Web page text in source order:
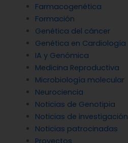
Farmacogenética
Formación
Genética del cáncer
Genética en Cardiología
IA y Genómica
Medicina Reproductiva
Microbiología molecular
Neurociencia
Noticias de Genotipia
Noticias de investigación
Noticias patrocinadas
Proyectos